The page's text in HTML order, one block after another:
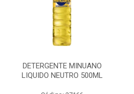
DETERGENTE MINUANO
LIQUIDO NEUTRO 500ML